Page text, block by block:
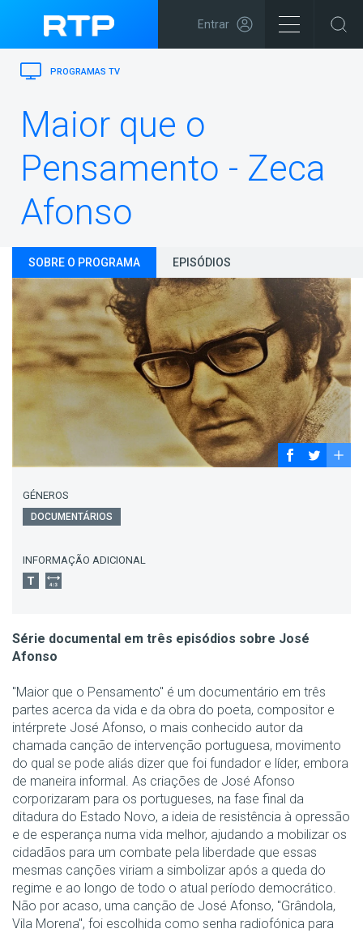
Entrar
PROGRAMAS TV
Maior que o
Pensamento - Zeca
Afonso
SOBRE O PROGRAMA EPISÓDIOS
GÉNEROS
DOCUMENTÁRIOS
INFORMAÇÃO ADICIONAL
Série documental em três episódios sobre José
Afonso
"Maior que o Pensamento" é um documentário em três
partes acerca da vida e da obra do poeta, compositor e
intérprete José Afonso, o mais conhecido autor da
chamada canção de intervenção portuguesa, movimento
do qual se pode aliás dizer que foi fundador e líder, embora
de maneira informal. As criações de José Afonso
corporizaram para os portugueses, na fase final da
ditadura do Estado Novo, a ideia de resistência à opressão
e de esperança numa vida melhor, ajudando a mobilizar os
cidadãos para um combate pela liberdade que essas
mesmas canções viriam a simbolizar após a queda do
regime e ao longo de todo o atual período democrático.
Não por acaso, uma canção de José Afonso, "Grândola,
Vila Morena", foi escolhida como senha radiofónica para